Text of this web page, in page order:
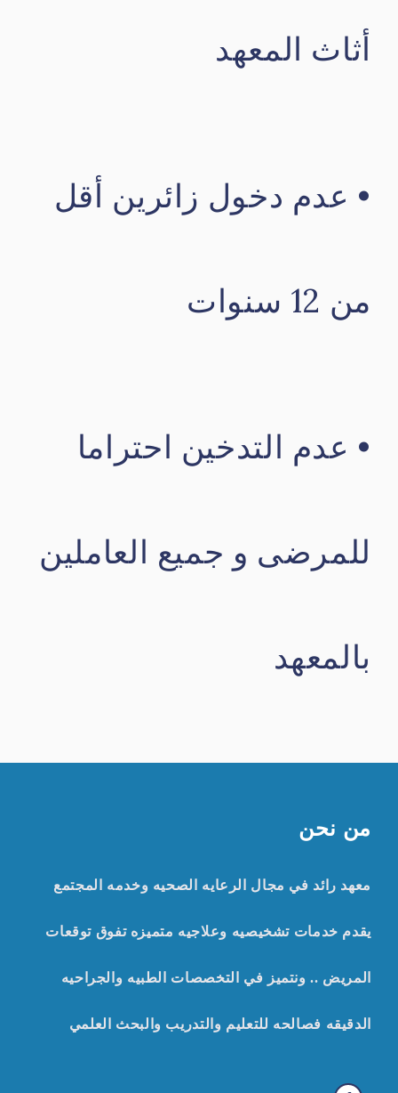
أثاث المعهد
• عدم دخول زائرين أقل
من 12 سنوات
• عدم التدخين احتراما
للمرضى و جميع العاملين
بالمعهد
من نحن
معهد رائد في مجال الرعايه الصحيه وخدمه المجتمع
يقدم خدمات تشخيصيه وعلاجيه متميزه تفوق توقعات
المريض .. ونتميز في التخصصات الطبيه والجراحيه
الدقيقه فصالحه للتعليم والتدريب والبحث العلمي